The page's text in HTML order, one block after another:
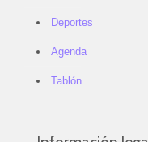
Deportes
Agenda
Tablón